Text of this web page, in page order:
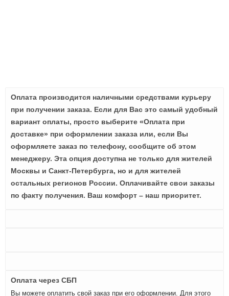
Оплата производится наличными средствами курьеру
при получении заказа. Если для Вас это самый удобный
вариант оплаты, просто выберите «Оплата при
доставке» при оформлении заказа или, если Вы
оформляете заказ по телефону, сообщите об этом
менеджеру. Эта опция доступна не только для жителей
Москвы и Санкт-Петербурга, но и для жителей
остальных регионов России. Оплачивайте свои заказы
по факту получения. Ваш комфорт – наш приоритет.
Оплата через СБП
Вы можете оплатить свой заказ при его оформлении. Для этого